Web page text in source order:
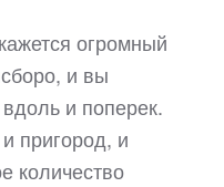
огромный
и вы
и поперек.
пригород, и
количество